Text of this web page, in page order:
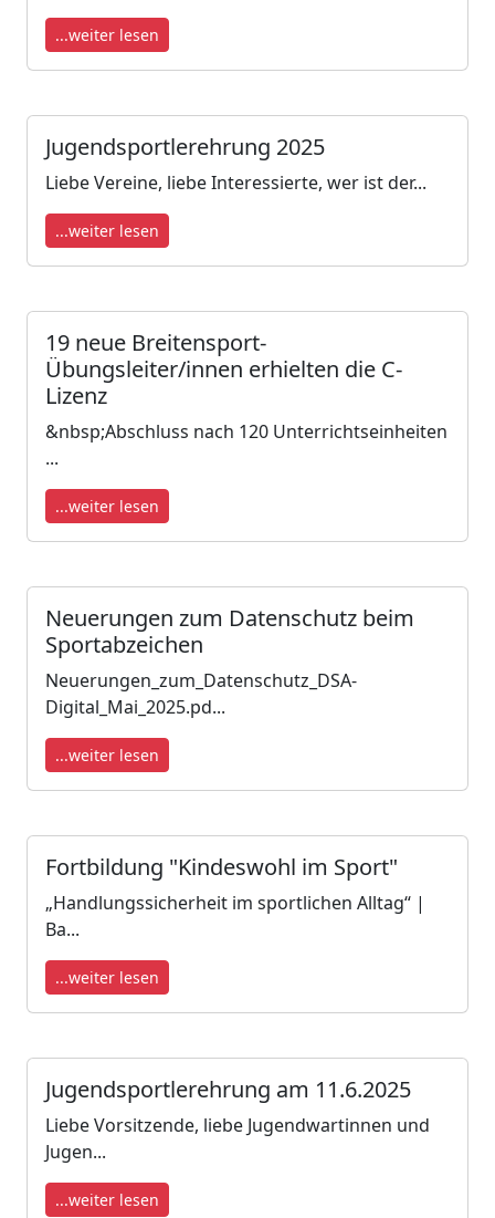
...weiter lesen
Jugendsportlerehrung 2025
Liebe Vereine, liebe Interessierte, wer ist der...
...weiter lesen
19 neue Breitensport-
Übungsleiter/innen erhielten die C-
Lizenz
&nbsp;Abschluss nach 120 Unterrichtseinheiten
...
...weiter lesen
Neuerungen zum Datenschutz beim
Sportabzeichen
Neuerungen_zum_Datenschutz_DSA-
Digital_Mai_2025.pd...
...weiter lesen
Fortbildung "Kindeswohl im Sport"
„Handlungssicherheit im sportlichen Alltag“ |
Ba...
...weiter lesen
Jugendsportlerehrung am 11.6.2025
Liebe Vorsitzende, liebe Jugendwartinnen und
Jugen...
...weiter lesen